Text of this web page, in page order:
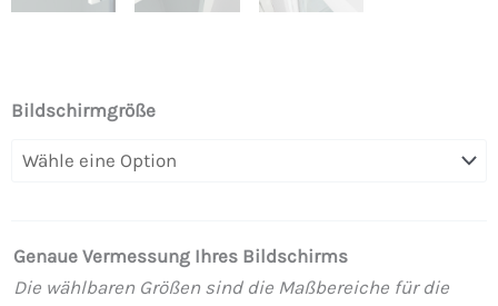
Bildschirmgröße
Genaue Vermessung Ihres Bildschirms
Die wählbaren Größen sind die Maßbereiche für die
RAHMEN
feste
-
1